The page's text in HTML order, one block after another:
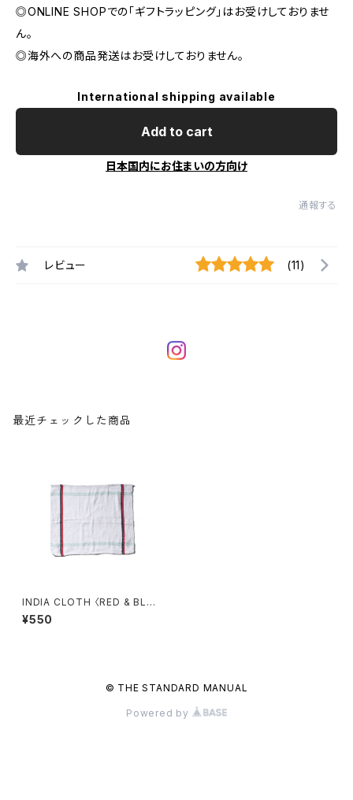
◎ONLINE SHOPでの「ギフトラッピング」はお受けしておりませ
ん。
◎海外への商品発送はお受けしておりません。
International shipping available
Add to cart
日本国内にお住まいの方向け
通報する
レビュー (11)
最近チェックした商品
INDIA CLOTH 〈RED & BLAC
K LINE〉
¥550
© THE STANDARD MANUAL
Powered by